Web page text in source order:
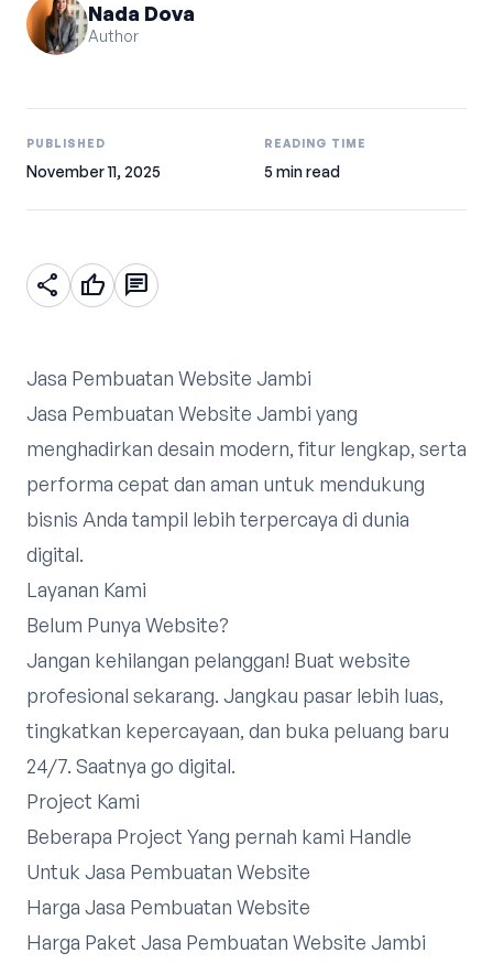
Nada Dova
Author
PUBLISHED
November 11, 2025
READING TIME
5 min read
share thumb_up chat
Jasa Pembuatan Website Jambi
Jasa Pembuatan Website Jambi yang
menghadirkan desain modern, fitur lengkap, serta
performa cepat dan aman untuk mendukung
bisnis Anda tampil lebih terpercaya di dunia
digital.
Layanan Kami
Belum Punya Website?
Jangan kehilangan pelanggan! Buat website
profesional sekarang. Jangkau pasar lebih luas,
tingkatkan kepercayaan, dan buka peluang baru
24/7. Saatnya go digital.
Project Kami
Beberapa Project Yang pernah kami Handle
Untuk Jasa Pembuatan Website
Harga Jasa Pembuatan Website
Harga Paket Jasa Pembuatan Website Jambi